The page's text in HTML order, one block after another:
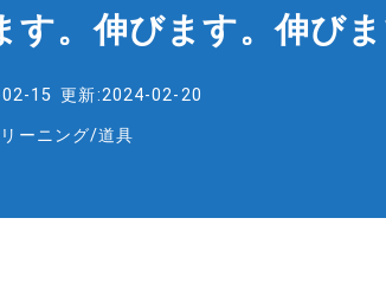
す。伸びます。伸びま
15 更新:2024-02-20
ーニング/道具